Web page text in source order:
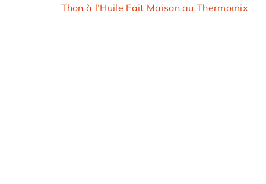
Thon à l’Huile Fait Maison au Thermomix